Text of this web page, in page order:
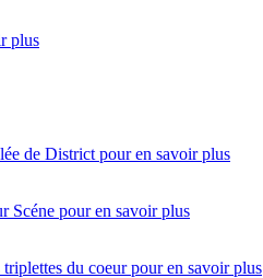
plus
de District pour en savoir plus
Scéne pour en savoir plus
triplettes du coeur pour en savoir plus